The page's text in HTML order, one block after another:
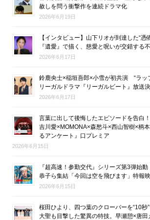
赦しを問う衝撃作を連続ドラマ化
2026年6月19日
【インタビュー】山下リオが到達した“
『遺愛』で描く、慈愛と呪いが交錯する
2026年6月17日
鈴鹿央士×稲垣吾郎×小雪が初共演 “ラッ
リーガルドラマ『リーガルビート』放送
2026年6月17日
言葉に出して後悔したエピソードを告白
吉川愛×MOMONA×森愁斗×西山智樹×柄
るアンケート』口プレミア
2026年6月15日
『超高速！参勤交代』シリーズ第3弾始
恭子ら集結「今回は空を飛びます」特報
2026年6月15日
桜田ひより、四つ葉のクローバーを“10秒
大聖も目撃した驚異の特技。早瀬憩×唐